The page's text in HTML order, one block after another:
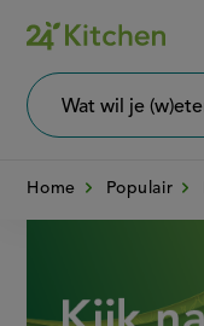
Overslaan
en
naar
wil
Home Populair